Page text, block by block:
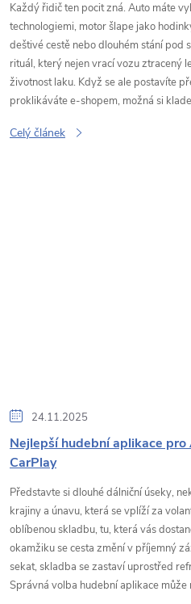
Každý řidič ten pocit zná. Auto máte
technologiemi, motor šlape jako
deštivé cestě nebo dlouhém stání pod
rituál, který nejen vrací vozu ztracený
životnost laku. Když se ale postavíte
proklikáváte e-shopem, možná si
Celý článek
24.11.2025
Nejlepší hudební aplikace
CarPlay
Představte si dlouhé dálniční úseky,
krajiny a únavu, která se vplíží za
oblíbenou skladbu, tu, která vás
okamžiku se cesta změní v příjemný
sekat, skladba se zastaví uprostřed
Správná volba hudební aplikace může